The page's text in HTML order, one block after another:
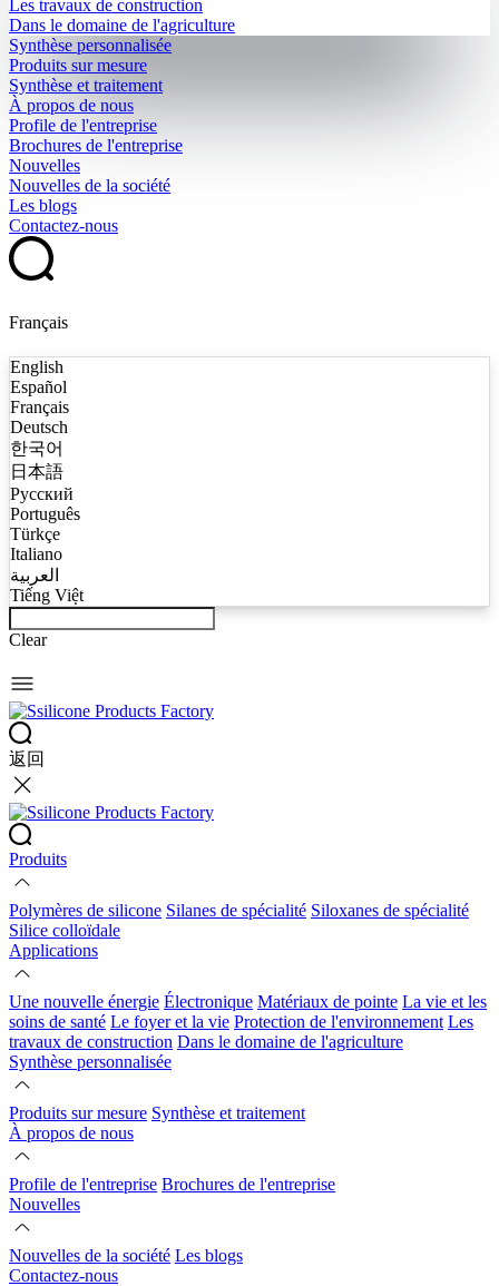
Les travaux de construction
Dans le domaine de l'agriculture
Synthèse personnalisée
Produits sur mesure
Synthèse et traitement
À propos de nous
Profile de l'entreprise
Brochures de l'entreprise
Nouvelles
Nouvelles de la société
Les blogs
Contactez-nous
Français
English
Español
Français
Deutsch
한국어
日本語
Русский
Português
Türkçe
Italiano
العربية
Tiếng Việt
Clear
返回
Produits
Polymères de silicone Silanes de spécialité Siloxanes de spécialité
Silice colloïdale
Applications
Une nouvelle énergie Électronique Matériaux de pointe La vie et les
soins de santé Le foyer et la vie Protection de l'environnement Les
travaux de construction Dans le domaine de l'agriculture
Synthèse personnalisée
Produits sur mesure Synthèse et traitement
À propos de nous
Profile de l'entreprise Brochures de l'entreprise
Nouvelles
Nouvelles de la société Les blogs
Contactez-nous